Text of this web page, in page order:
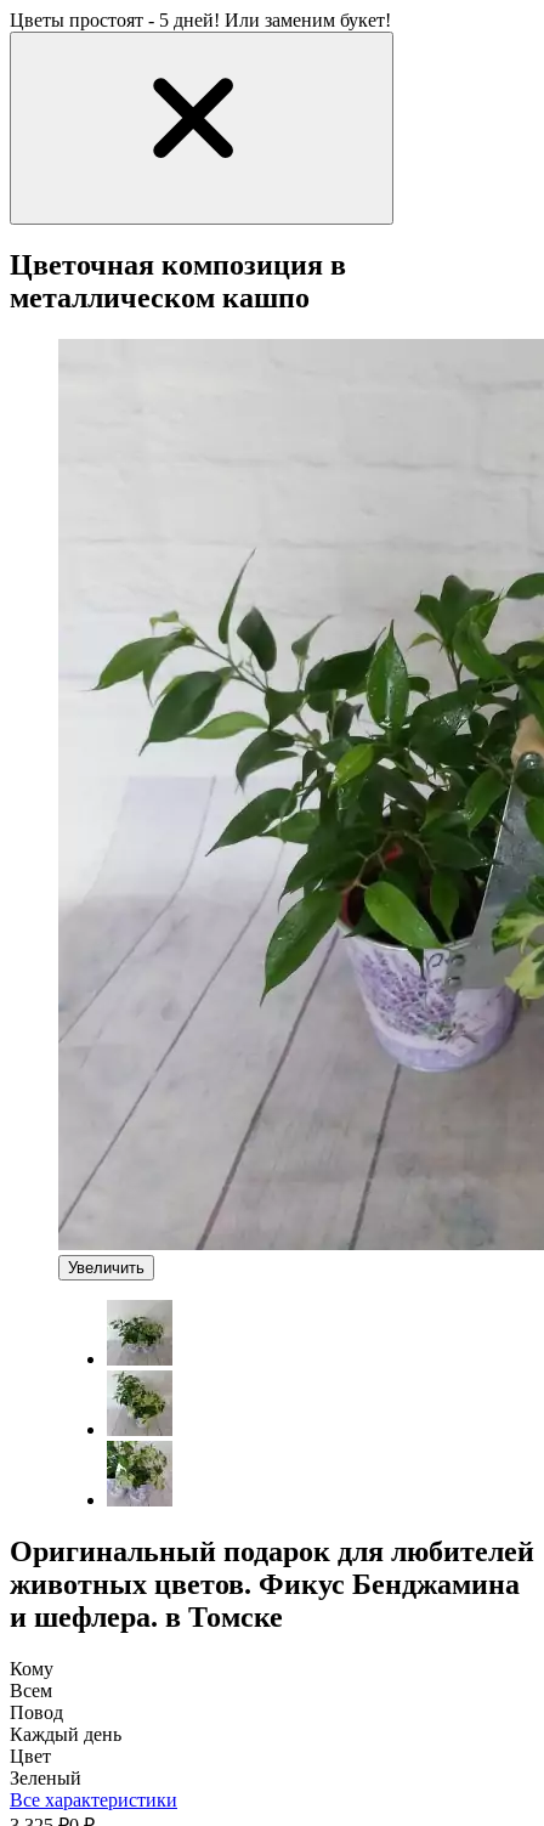
Цветы простоят - 5 дней! Или заменим букет!
Цветочная композиция в
металлическом кашпо
Увеличить
Оригинальный подарок для любителей
животных цветов. Фикус Бенджамина
и шефлера. в Томске
Кому
Всем
Повод
Каждый день
Цвет
Зеленый
Все характеристики